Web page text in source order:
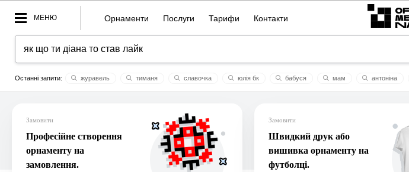
МЕНЮ Орнаменти Послуги Тарифи Контакти
журавель тиманя славочка юлія бк бабуся мам антоніна
Замовити
Професійне створення
орнаменту на
замовлення.
Замовити
Швидкий друк або
вишивка орнаменту на
футболці.